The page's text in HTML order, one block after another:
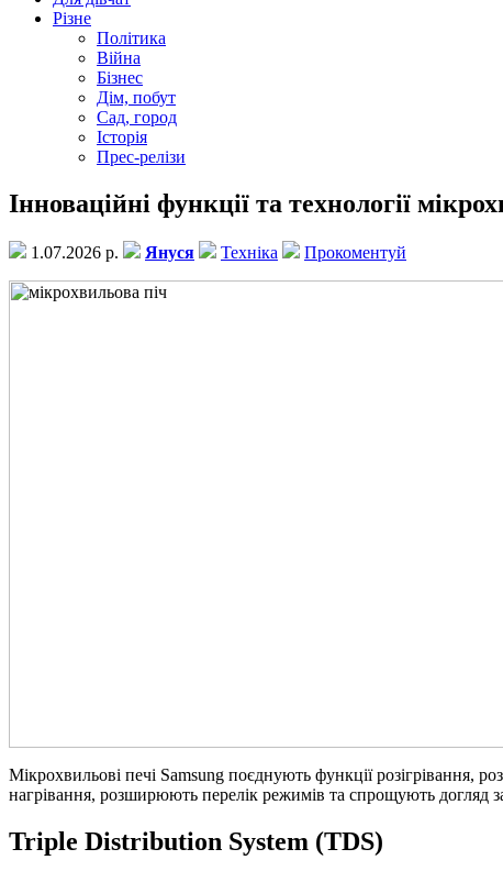
Різне
Політика
Війна
Бізнес
Дім, побут
Сад, город
Історія
Прес-релізи
Інноваційні функції та технології
1.07.2026 р. Януся Техніка Прокоментуй
Мікрохвильові печі Samsung поєднують функції розігрівання,
нагрівання, розширюють перелік режимів та спрощують догляд
Triple Distribution System (TDS)